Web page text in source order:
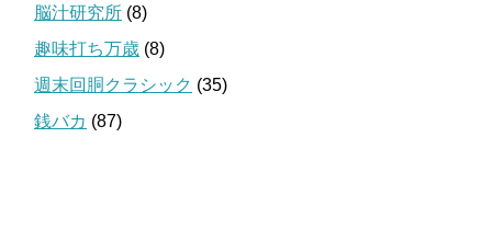
脳汁研究所 (8)
趣味打ち万歳 (8)
週末回胴クラシック (35)
銭バカ (87)